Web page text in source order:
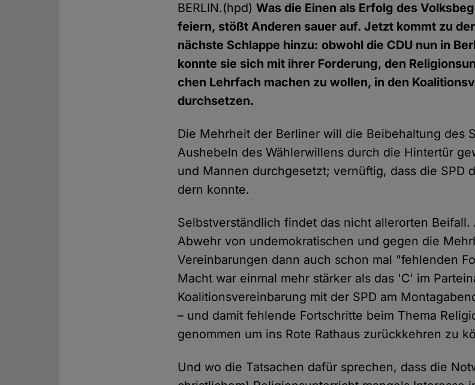
BERLIN.(hpd)Was die Einen als Erfolg des
fei­ern, stößt Anderen sauer auf. Jetzt kommt zu
nächste Schlappe hinzu: obwohl die CDU nun in
konnte sie sich mit ihrer Forderung, den
chen Lehrfach machen zu wol­len, in den
durch­set­zen.
Die Mehrheit der Berliner will die Beibehaltung des
Aushebeln des Wählerwillens durch die Hintertür
und Mannen durch­ge­setzt; ver­nüf­tig, dass die
dern konnte.
Selbstverständlich fin­det das nicht aller­or­ten
Abwehr von unde­mo­kra­ti­schen und gegen die
Vereinbarungen dann auch schon mal "feh­len­den
Macht war ein­mal mehr stär­ker als das 'C' im
Koalitionsvereinbarung mit der SPD am
– und damit feh­lende Fortschritte beim Thema
genom­men um ins Rote Rathaus zurück­keh­ren zu
Und wo die Tatsachen dafür spre­chen, dass die